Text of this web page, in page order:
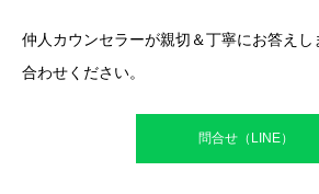
仲人カウンセラーが親切＆丁寧にお答え
合わせください。
問合せ（LINE）